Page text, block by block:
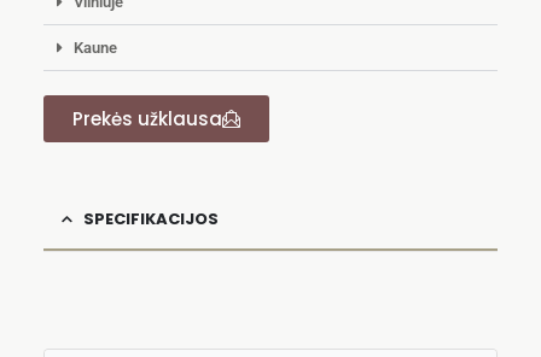
Kaune
Prekės užklausa
SPECIFIKACIJOS